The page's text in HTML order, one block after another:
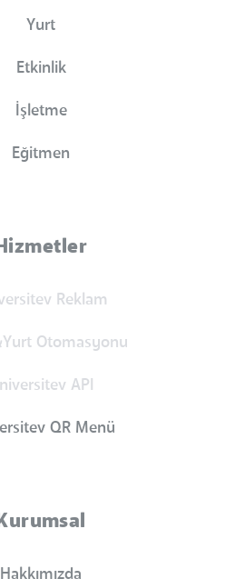
Yurt
Etkinlik
İşletme
Eğitmen
Hizmetler
Reklam
Otomasyonu
API
QR Menü
Kurumsal
Hakkımızda